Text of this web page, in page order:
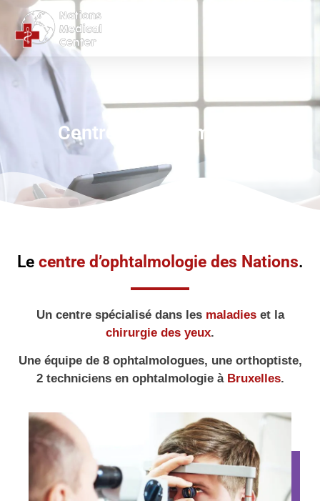
Centre d’Ophtalmologie
Le centre d’ophtalmologie des Nations.
Un centre spécialisé dans les maladieset la
chirurgie des yeux.
Une équipe de 8 ophtalmologues, une orthoptiste,
2 techniciens en ophtalmologie à Bruxelles.